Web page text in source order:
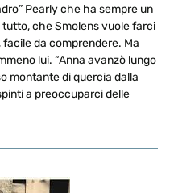
Pearly che ha sempre un
che Smolens vuole farci
da comprendere. Ma
lui. “Anna avanzò lungo
montante di quercia dalla
a preoccuparci delle